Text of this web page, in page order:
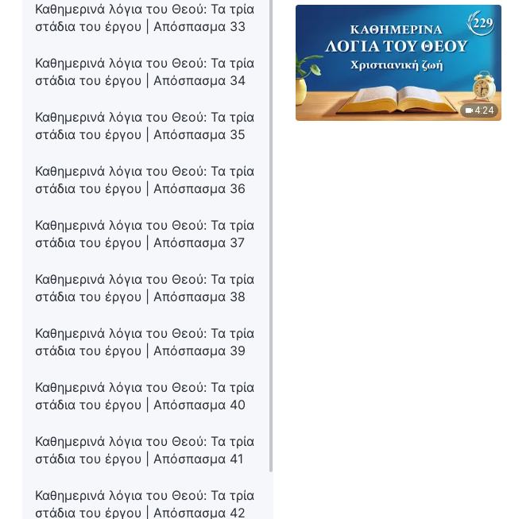
Καθημερινά λόγια του Θεού: Τα τρία
στάδια του έργου | Απόσπασμα 33
Καθημερινά λόγια του Θεού: Τα τρία
στάδια του έργου | Απόσπασμα 34
Καθημερινά λόγια του Θεού: Τα τρία
στάδια του έργου | Απόσπασμα 35
Καθημερινά λόγια του Θεού: Τα τρία
στάδια του έργου | Απόσπασμα 36
Καθημερινά λόγια του Θεού: Τα τρία
στάδια του έργου | Απόσπασμα 37
Καθημερινά λόγια του Θεού: Τα τρία
στάδια του έργου | Απόσπασμα 38
Καθημερινά λόγια του Θεού: Τα τρία
στάδια του έργου | Απόσπασμα 39
Καθημερινά λόγια του Θεού: Τα τρία
στάδια του έργου | Απόσπασμα 40
Καθημερινά λόγια του Θεού: Τα τρία
στάδια του έργου | Απόσπασμα 41
Καθημερινά λόγια του Θεού: Τα τρία
στάδια του έργου | Απόσπασμα 42
4:24